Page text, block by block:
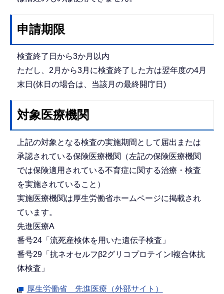
申請期限
検査終了日から3か月以内
ただし、2月から3月に検査終了した方は翌年度の4月
末日(休日の場合は、当該月の最終開庁日)
対象医療機関
上記の対象となる検査の実施期間として届出または
承認されている保険医療機関（左記の保険医療機関
では保険適用されている不育症に関する治療・検査
を実施されていること）
実施医療機関は厚生労働省ホームページに掲載され
ています。
先進医療A
番号24「流死産検体を用いた遺伝子検査」
番号29「抗ネオセルフβ2グリコプロテインI複合体抗
体検査」
厚生労働省 先進医療（外部サイト）